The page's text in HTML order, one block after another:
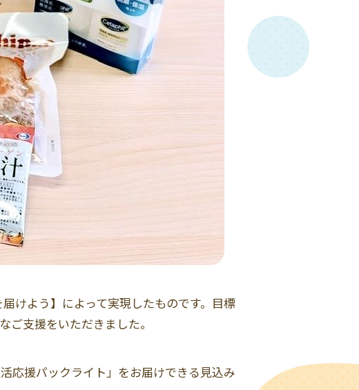
けよう】によって実現したものです。目標
ご支援をいただきました。
応援パックライト」をお届けできる見込み